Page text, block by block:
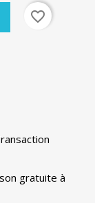
favorite_border
gratuite à